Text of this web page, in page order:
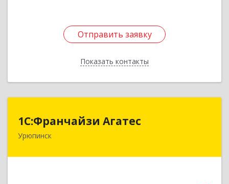
Отправить заявку
Показать контакты
Отправить заявку
Назад
1С:Франчайзи Агатес
Урюпинск
403113, Волгоградская обл, Урюпинск г, Ленина